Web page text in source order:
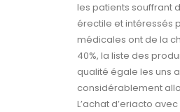
les patients souffrant
érectile et intéressés
médicales ont de la
40%, la liste des
qualité égale les uns
considérablement
L’achat d’eriacto